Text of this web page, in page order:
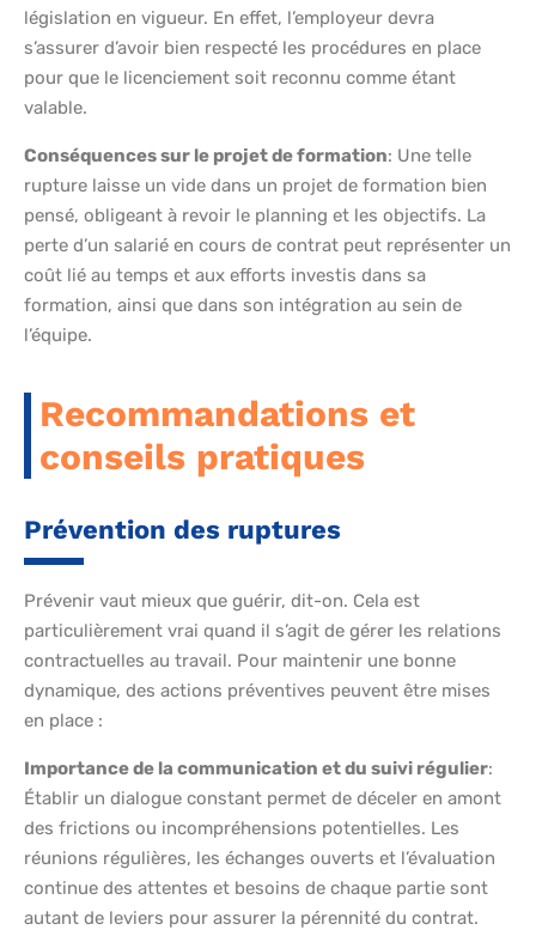
législation en vigueur. En effet, l’employeur devra
s’assurer d’avoir bien respecté les procédures en place
pour que le licenciement soit reconnu comme étant
valable.
Conséquences sur le projet de formation: Une telle
rupture laisse un vide dans un projet de formation bien
pensé, obligeant à revoir le planning et les objectifs. La
perte d’un salarié en cours de contrat peut représenter un
coût lié au temps et aux efforts investis dans sa
formation, ainsi que dans son intégration au sein de
l’équipe.
Recommandations et
conseils pratiques
Prévention des ruptures
Prévenir vaut mieux que guérir, dit-on. Cela est
particulièrement vrai quand il s’agit de gérer les relations
contractuelles au travail. Pour maintenir une bonne
dynamique, des actions préventives peuvent être mises
en place :
Importance de la communication et du suivi régulier:
Établir un dialogue constant permet de déceler en amont
des frictions ou incompréhensions potentielles. Les
réunions régulières, les échanges ouverts et l’évaluation
continue des attentes et besoins de chaque partie sont
autant de leviers pour assurer la pérennité du contrat.